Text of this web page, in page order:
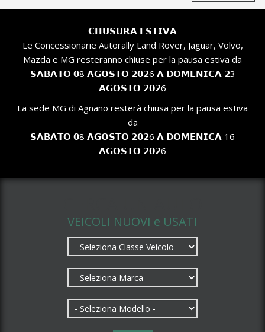
𝗖𝗛𝗨𝗦𝗨𝗥𝗔 𝗘𝗦𝗧𝗜𝗩𝗔
Le Concessionarie Autorally Land Rover, Jaguar, Volvo,
Mazda e MG resteranno chiuse per la pausa estiva da
𝗦𝗔𝗕𝗔𝗧𝗢 𝟬8 𝗔𝗚𝗢𝗦𝗧𝗢 𝟮𝟬𝟮6 𝗔 𝗗𝗢𝗠𝗘𝗡𝗜𝗖𝗔 𝟮3
𝗔𝗚𝗢𝗦𝗧𝗢 𝟮𝟬𝟮6
La sede MG di Agnano resterà chiusa per la pausa estiva
da
𝗦𝗔𝗕𝗔𝗧𝗢 𝟬8 𝗔𝗚𝗢𝗦𝗧𝗢 𝟮𝟬𝟮6 𝗔 𝗗𝗢𝗠𝗘𝗡𝗜𝗖𝗔 16
𝗔𝗚𝗢𝗦𝗧𝗢 𝟮𝟬𝟮6
VEICOLI NUOVI e USATI